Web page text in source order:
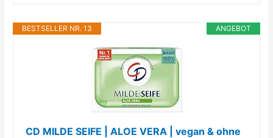
ANGEBOT
BESTSELLER NR. 13
CD MILDE SEIFE | ALOE VERA | vegan & ohne